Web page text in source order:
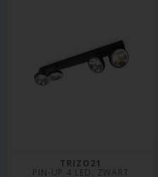
TRIZO21
PIN-UP 4 LED, ZWART